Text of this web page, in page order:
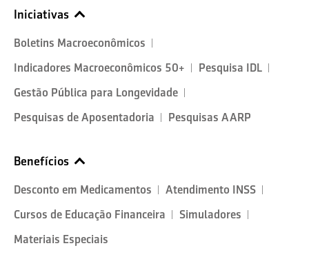
Iniciativas
Boletins Macroeconômicos
Indicadores Macroeconômicos 50+
Pesquisa IDL
Gestão Pública para Longevidade
Pesquisas de Aposentadoria
Pesquisas AARP
Benefícios
Desconto em Medicamentos
Atendimento INSS
Cursos de Educação Financeira
Simuladores
Materiais Especiais